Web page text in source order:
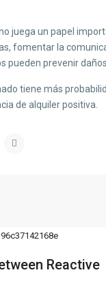
juega un papel
fomentar la
pueden prevenir
tiene más
de alquiler positiva.
Reactive